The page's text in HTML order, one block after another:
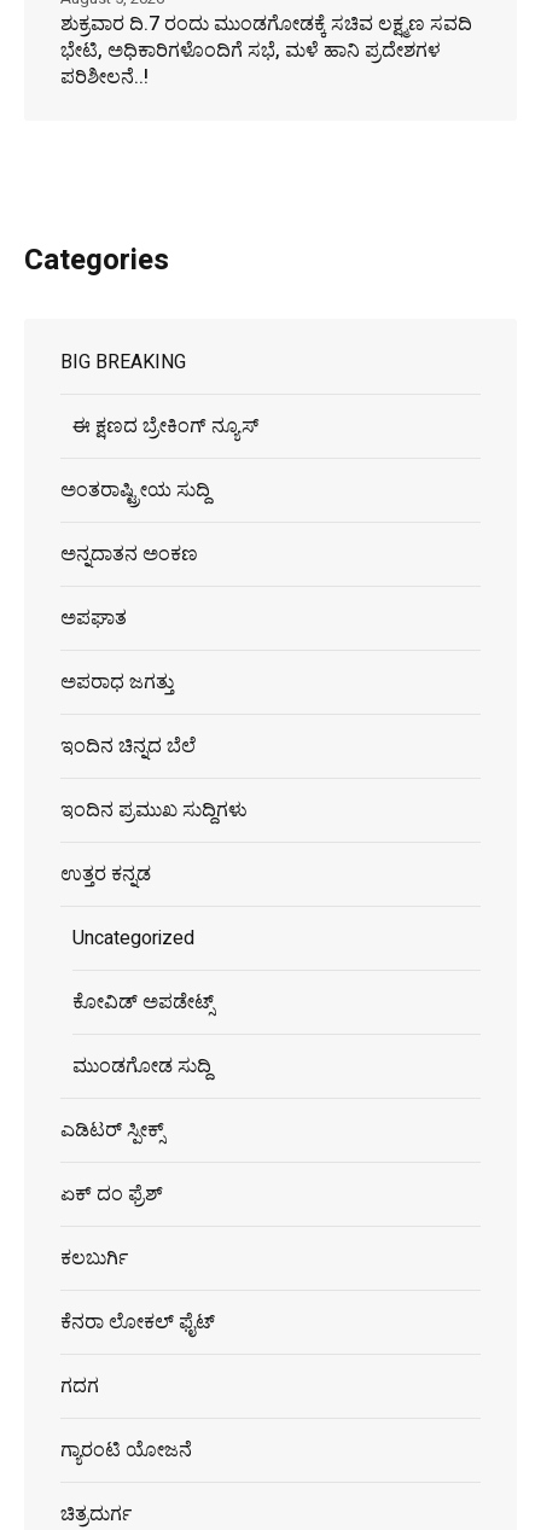
ಶುಕ್ರವಾರ ದಿ.7 ರಂದು ಮುಂಡಗೋಡಕ್ಕೆ ಸಚಿವ ಲಕ್ಷ್ಮಣ ಸವದಿ
ಭೇಟಿ, ಅಧಿಕಾರಿಗಳೊಂದಿಗೆ ಸಭೆ, ಮಳೆ ಹಾನಿ ಪ್ರದೇಶಗಳ
ಪರಿಶೀಲನೆ..!
Categories
BIG BREAKING
ಈ ಕ್ಷಣದ ಬ್ರೇಕಿಂಗ್ ನ್ಯೂಸ್
ಅಂತರಾಷ್ಟ್ರೀಯ ಸುದ್ದಿ
ಅನ್ನದಾತನ ಅಂಕಣ
ಅಪಘಾತ
ಅಪರಾಧ ಜಗತ್ತು
ಇಂದಿನ ಚಿನ್ನದ ಬೆಲೆ
ಇಂದಿನ ಪ್ರಮುಖ ಸುದ್ದಿಗಳು
ಉತ್ತರ ಕನ್ನಡ
Uncategorized
ಕೋವಿಡ್ ಅಪಡೇಟ್ಸ್
ಮುಂಡಗೋಡ ಸುದ್ದಿ
ಎಡಿಟರ್ ಸ್ಪೀಕ್ಸ್
ಏಕ್ ದಂ ಫ್ರೆಶ್
ಕಲಬುರ್ಗಿ
ಕೆನರಾ ಲೋಕಲ್ ಫೈಟ್
ಗದಗ
ಗ್ಯಾರಂಟಿ ಯೋಜನೆ
ಚಿತ್ರದುರ್ಗ